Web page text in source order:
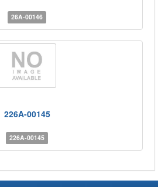
26A-00146
226A-00145
226A-00145